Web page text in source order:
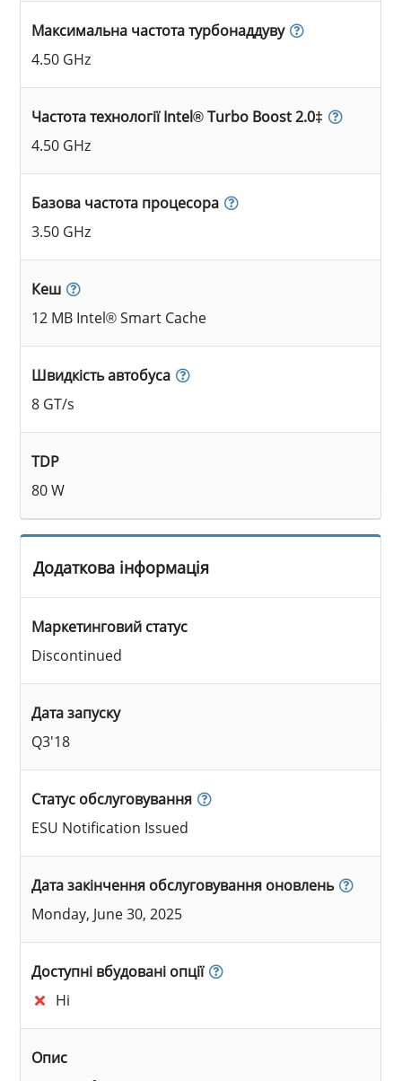
Максимальна частота турбонаддуву
4.50 GHz
Частота технології Intel® Turbo Boost 2.0‡
4.50 GHz
Базова частота процесора
3.50 GHz
Кеш
12 MB Intel® Smart Cache
Швидкість автобуса
8 GT/s
TDP
80 W
Додаткова інформація
Маркетинговий статус
Discontinued
Дата запуску
Q3'18
Статус обслуговування
ESU Notification Issued
Дата закінчення обслуговування оновлень
Monday, June 30, 2025
Доступні вбудовані опції
Ні
Опис